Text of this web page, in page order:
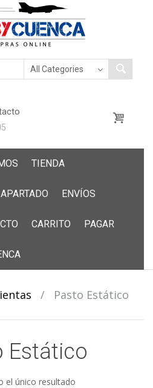
TIENDA
ENVÍOS
CARRITO PAGAR
/ Pasto Estático
Estático
el único resultado